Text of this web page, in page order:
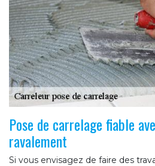
Pose de carrelage fiable
ravalement
Si vous envisagez de faire des